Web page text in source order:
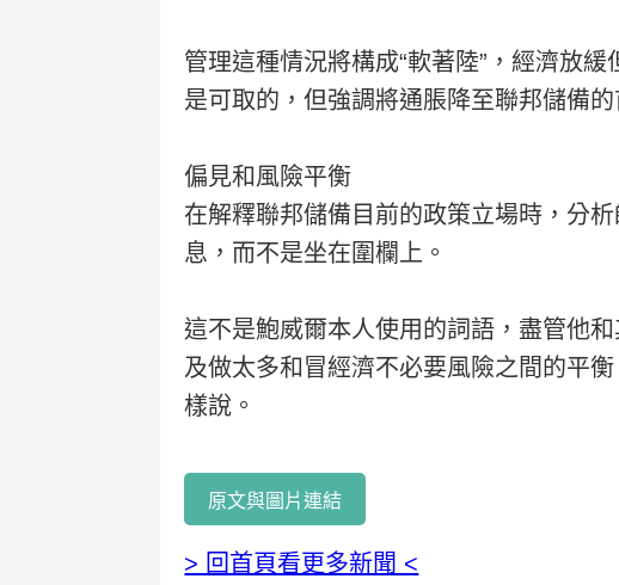
管理這種情況將構成“軟著陸”，經濟放
是可取的，但強調將通脹降至聯邦儲備的
偏見和風險平衡
在解釋聯邦儲備目前的政策立場時，分
息，而不是坐在圍欄上。
這不是鮑威爾本人使用的詞語，盡管他
及做太多和冒經濟不必要風險之間的平
樣說。
原文與圖片連結
> 回首頁看更多新聞 <